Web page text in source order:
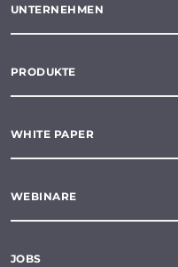
UNTERNEHMEN
PRODUKTE
WHITE PAPER
WEBINARE
JOBS